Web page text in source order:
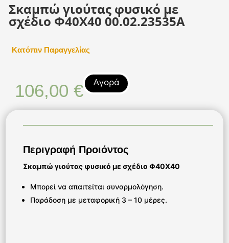
Σκαμπώ γιούτας φυσικό με
σχέδιο Φ40Χ40 00.02.23535A
Κατόπιν Παραγγελίας
106,00€ Αγορά
Περιγραφή Προιόντος
Σκαμπώ γιούτας φυσικό με σχέδιο Φ40Χ40
Μπορεί να απαιτείται συναρμολόγηση.
Παράδοση με μεταφορική 3 – 10 μέρες.